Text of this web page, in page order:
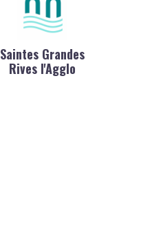
Saintes Grandes
Rives l'Agglo